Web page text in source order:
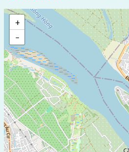
+
−